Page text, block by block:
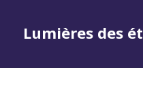
Lumières des